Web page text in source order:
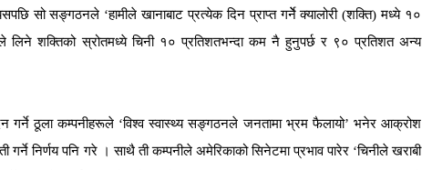
सो सङ्गठनले ‘हामीले खानाबाट प्रत्येक दिन प्राप्त गर्नेे क्यालोरी (शक्ति) मध्ये १०
लिने शक्तिको स्रोतमध्ये चिनी १० प्रतिशतभन्दा कम नै हुनुपर्छ र ९० प्रतिशत अन्य
गर्ने ठूला कम्पनीहरूले ‘विश्व स्वास्थ्य सङ्गठनले जनतामा भ्रम फैलायो’ भनेर आक्रोश
निर्णय पनि गरे । साथै ती कम्पनीले अमेरिकाको सिनेटमा प्रभाव पारेर ‘चिनीले खराबी